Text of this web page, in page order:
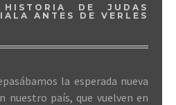
DE JUDAS
ANTES DE VERLES
la esperada nueva
nuestro país, que vuelven en